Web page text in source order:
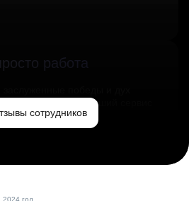
работа
и создаём лучший сервис
сотрудников
2024 год